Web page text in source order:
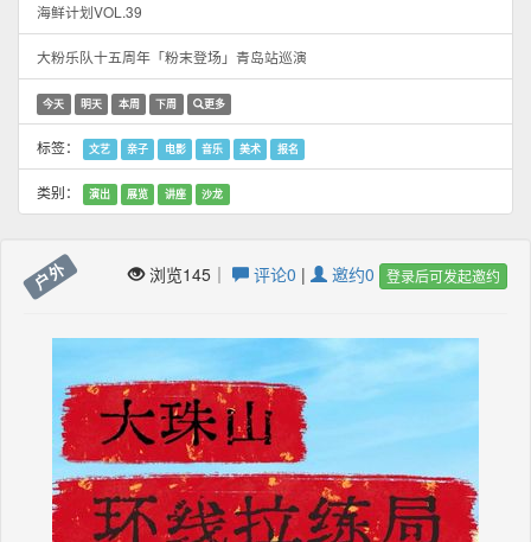
海鲜计划VOL.39
大粉乐队十五周年「粉末登场」青岛站巡演
今天 明天 本周 下周 更多
标签： 文艺 亲子 电影 音乐 美术 报名
类别： 演出 展览 讲座 沙龙
户外 浏览145｜ 评论0 | 邀约0 登录后可发起邀约